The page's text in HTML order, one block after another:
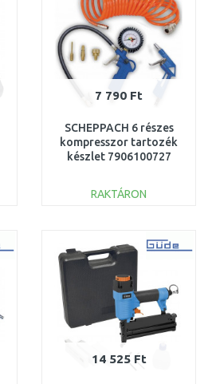
7 790 Ft
SCHEPPACH 6 részes
kompresszor tartozék
készlet 7906100727
RAKTÁRON
Összehasonlítás
14 525 Ft